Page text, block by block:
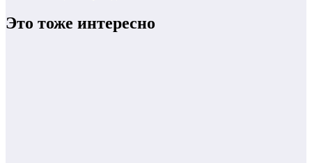
Это тоже интересно